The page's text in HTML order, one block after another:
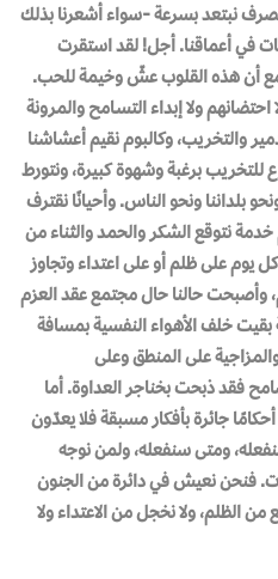
نبتعد بسرعة -سواء أشعرنا بذلك
في أعماقنا. أجل! لقد استقرت
أن هذه القلوب عشّ وخيمة للحب.
ولا إبداء التسـامح والمرونة
والتخريب، وكالبوم نقيم أعشاشنا
للتخريب برغبة وشهوة كبيرة، ونتورط
بلداننا ونحو الناس. وأحيانًا نقترف
نتوقع الشكر والحمد والثناء من
يوم على ظلم أو على اعتداء وتجاوز
وأصبحت حالنا حال مجتمع عقد العزم
بقيت خلف الأهـواء النفسية بمسافة
على المنطق وعلى
فقد ذبحت بخناجر العداوة. أما
جائرة بأفكار مسبقة فلا يعدّون
ومتى سنفعله، ولمن نوجه
فنحن نعيش في دائرة من الجنون
الظلم، ولا نخجل من الاعتداء ولا